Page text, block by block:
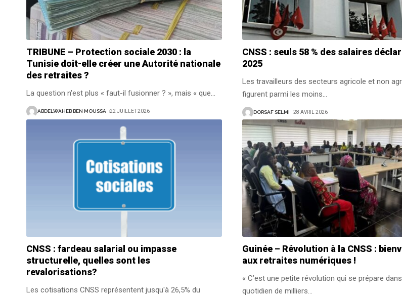
TRIBUNE – Protection sociale 2030 : la
Tunisie doit-elle créer une Autorité nationale
des retraites ?
La question n'est plus « faut-il fusionner ? », mais « que…
ABDELWAHEB BEN MOUSSA 22 JUILLET 2026
CNSS : seuls 58 % des salaires
2025
Les travailleurs des secteurs agricole et non
figurent parmi les moins…
DORSAF SELMI 28 AVRIL 2026
CNSS : fardeau salarial ou impasse
structurelle, quelles sont les
revalorisations?
Les cotisations CNSS représentent jusqu'à 26,5% du
Guinée – Révolution à la CNSS :
aux retraites numériques !
« C’est une petite révolution qui se prépare
quotidien de milliers…